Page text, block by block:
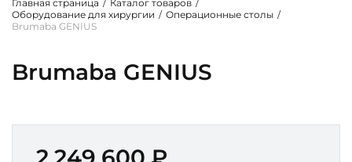
Главная страница / Каталог товаров /
Оборудование для хирургии / Операционные столы /
Brumaba GENIUS
Brumaba GENIUS